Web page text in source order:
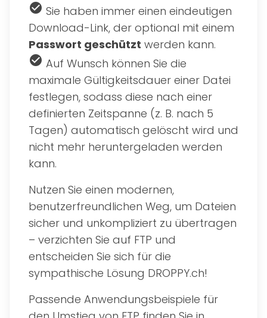
check_circle Sie haben immer einen eindeutigen
Download-Link, der optional mit einem
Passwort geschützt werden kann.
check_circle Auf Wunsch können Sie die
maximale Gültigkeitsdauer einer Datei
festlegen, sodass diese nach einer
definierten Zeitspanne (z. B. nach 5
Tagen) automatisch gelöscht wird und
nicht mehr heruntergeladen werden
kann.
Nutzen Sie einen modernen,
benutzerfreundlichen Weg, um Dateien
sicher und unkompliziert zu übertragen
– verzichten Sie auf FTP und
entscheiden Sie sich für die
sympathische Lösung DROPPY.ch!
Passende Anwendungsbeispiele für